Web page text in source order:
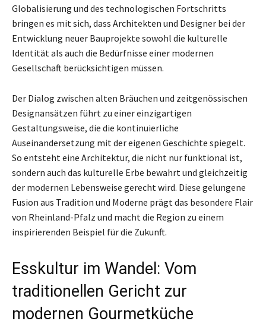
Globalisierung und des technologischen Fortschritts
bringen es mit sich, dass Architekten und Designer bei der
Entwicklung neuer Bauprojekte sowohl die kulturelle
Identität als auch die Bedürfnisse einer modernen
Gesellschaft berücksichtigen müssen.
Der Dialog zwischen alten Bräuchen und zeitgenössischen
Designansätzen führt zu einer einzigartigen
Gestaltungsweise, die die kontinuierliche
Auseinandersetzung mit der eigenen Geschichte spiegelt.
So entsteht eine Architektur, die nicht nur funktional ist,
sondern auch das kulturelle Erbe bewahrt und gleichzeitig
der modernen Lebensweise gerecht wird. Diese gelungene
Fusion aus Tradition und Moderne prägt das besondere Flair
von Rheinland-Pfalz und macht die Region zu einem
inspirierenden Beispiel für die Zukunft.
Esskultur im Wandel: Vom
traditionellen Gericht zur
modernen Gourmetküche